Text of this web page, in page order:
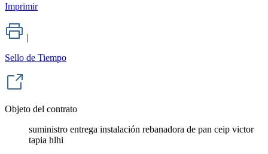
Imprimir
|
Sello de Tiempo
Objeto del contrato
suministro entrega instalación rebanadora de pan ceip victor
tapia hlhi